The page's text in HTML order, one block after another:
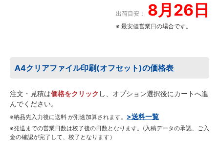
出荷目安： 8月26日
※ 最安値営業日の場合です。
A4クリアファイル印刷(オフセット)の価格表
注文・見積は価格をクリック し、オプション選択後にカートへ進
んでください。
※納品先入力後に送料 が別途加算されます。 >送料一覧
※発送までの営業日数は校了後の日数となります。(入稿データの承認、ご入
金の確認が完了して、校了となります）